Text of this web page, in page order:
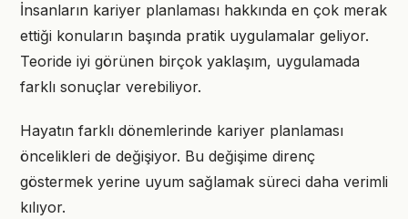
İnsanların kariyer planlaması hakkında en çok merak
ettiği konuların başında pratik uygulamalar geliyor.
Teoride iyi görünen birçok yaklaşım, uygulamada
farklı sonuçlar verebiliyor.
Hayatın farklı dönemlerinde kariyer planlaması
öncelikleri de değişiyor. Bu değişime direnç
göstermek yerine uyum sağlamak süreci daha verimli
kılıyor.